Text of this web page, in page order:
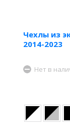
Чехлы из
2014-2023
Нет в